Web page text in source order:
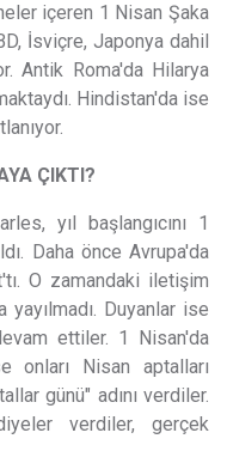
içeren 1 Nisan Şaka
İsviçre, Japonya dahil
Antik Roma'da Hilarya
Hindistan'da ise
ÇIKTI?
yıl başlangıcını 1
Daha önce Avrupa'da
O zamandaki iletişim
yayılmadı. Duyanlar ise
ettiler. 1 Nisan'da
onları Nisan aptalları
günü" adını verdiler.
verdiler, gerçek